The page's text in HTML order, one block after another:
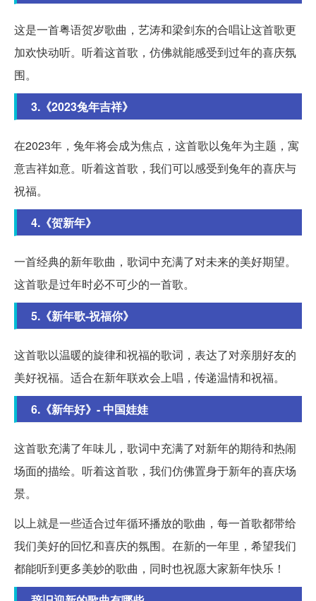
这是一首粤语贺岁歌曲，艺涛和梁剑东的合唱让这首歌更
加欢快动听。听着这首歌，仿佛就能感受到过年的喜庆氛
围。
3.《2023兔年吉祥》
在2023年，兔年将会成为焦点，这首歌以兔年为主题，寓
意吉祥如意。听着这首歌，我们可以感受到兔年的喜庆与
祝福。
4.《贺新年》
一首经典的新年歌曲，歌词中充满了对未来的美好期望。
这首歌是过年时必不可少的一首歌。
5.《新年歌-祝福你》
这首歌以温暖的旋律和祝福的歌词，表达了对亲朋好友的
美好祝福。适合在新年联欢会上唱，传递温情和祝福。
6.《新年好》- 中国娃娃
这首歌充满了年味儿，歌词中充满了对新年的期待和热闹
场面的描绘。听着这首歌，我们仿佛置身于新年的喜庆场
景。
以上就是一些适合过年循环播放的歌曲，每一首歌都带给
我们美好的回忆和喜庆的氛围。在新的一年里，希望我们
都能听到更多美妙的歌曲，同时也祝愿大家新年快乐！